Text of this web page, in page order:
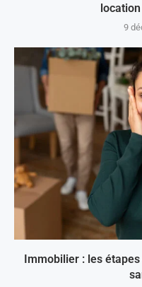
9
Immobilier : les